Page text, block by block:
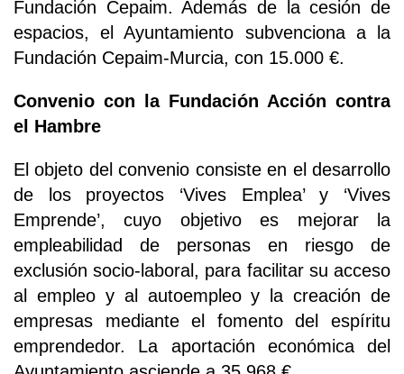
Fundación Cepaim. Además de la cesión de
espacios, el Ayuntamiento subvenciona a la
Fundación Cepaim-Murcia, con 15.000 €.
Convenio con la Fundación Acción contra
el Hambre
El objeto del convenio consiste en el desarrollo
de los proyectos ‘Vives Emplea’ y ‘Vives
Emprende’, cuyo objetivo es mejorar la
empleabilidad de personas en riesgo de
exclusión socio-laboral, para facilitar su acceso
al empleo y al autoempleo y la creación de
empresas mediante el fomento del espíritu
emprendedor. La aportación económica del